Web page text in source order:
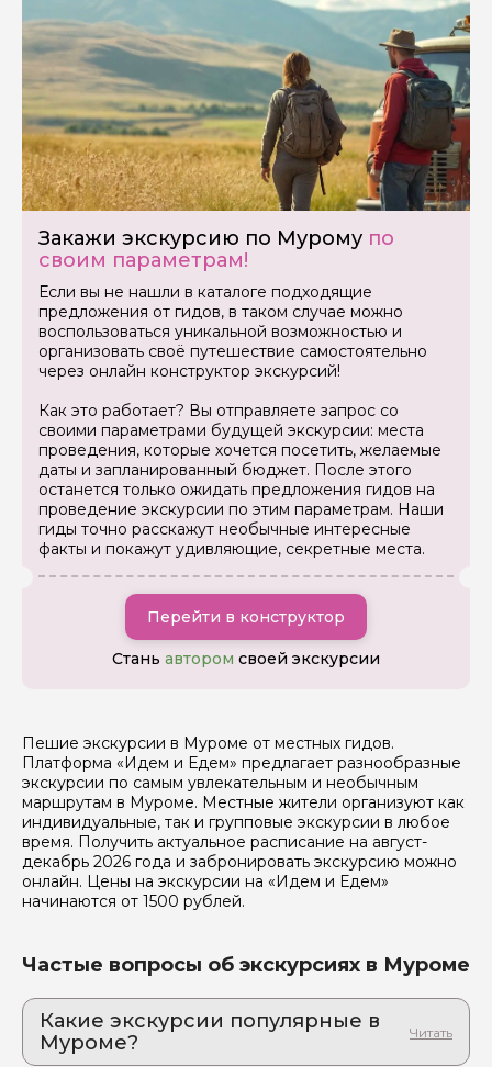
Закажи экскурсию по Мурому по
своим параметрам!
Если вы не нашли в каталоге подходящие
предложения от гидов, в таком случае можно
воспользоваться уникальной возможностью и
организовать своё путешествие самостоятельно
через онлайн конструктор экскурсий!
Как это работает? Вы отправляете запрос со
своими параметрами будущей экскурсии: места
проведения, которые хочется посетить, желаемые
даты и запланированный бюджет. После этого
останется только ожидать предложения гидов на
проведение экскурсии по этим параметрам. Наши
гиды точно расскажут необычные интересные
факты и покажут удивляющие, секретные места.
Перейти в конструктор
Стань автором своей экскурсии
Пешие экскурсии в Муроме от местных гидов.
Платформа «Идем и Едем» предлагает разнообразные
экскурсии по самым увлекательным и необычным
маршрутам в Муроме. Местные жители организуют как
индивидуальные, так и групповые экскурсии в любое
время. Получить актуальное расписание на август-
декабрь 2026 года и забронировать экскурсию можно
онлайн. Цены на экскурсии на «Идем и Едем»
начинаются от 1500 рублей.
Частые вопросы об экскурсиях в Муроме
Какие экскурсии популярные в
Муроме?
Задайте свой вопрос гиду
Как вас зовут
Ваша электронная почта
Ваш номер телефона
Вопросы и комментарии
Если у вас есть интересующие вопросы, можете их
задать
Отправить